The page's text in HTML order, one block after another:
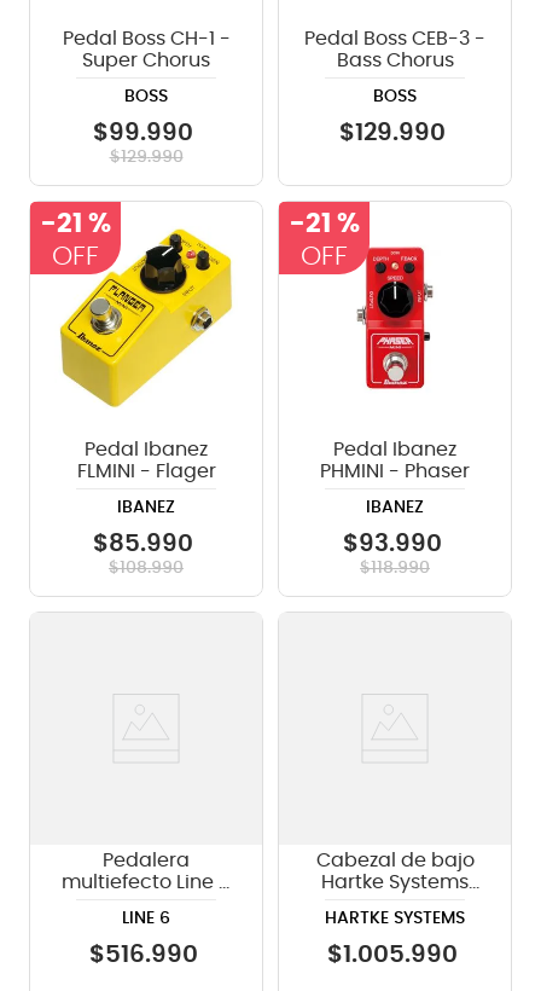
Pedal Boss CH-1 -
Super Chorus
BOSS
$99.990
$129.990
Pedal Boss CEB-3 -
Bass Chorus
BOSS
$129.990
-21 %
Pedal Ibanez
FLMINI - Flager
IBANEZ
$85.990
$108.990
-21 %
Pedal Ibanez
PHMINI - Phaser
IBANEZ
$93.990
$118.990
Pedalera
multiefecto Line 6
LINE 6
$516.990
Cabezal de bajo
Hartke Systems
HARTKE SYSTEMS
$1 .005.990